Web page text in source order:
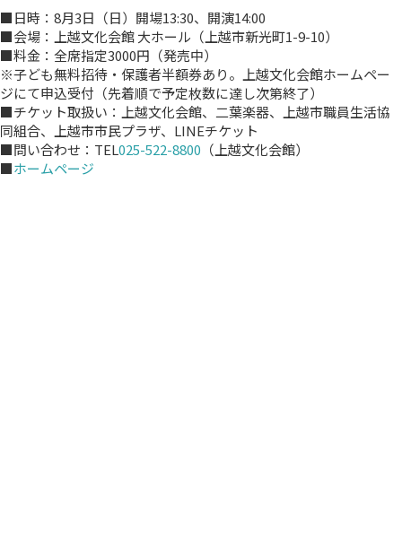
■日時：8月3日（日）開場13:30、開演14:00
■会場：上越文化会館 大ホール（上越市新光町1-9-10）
■料金：全席指定3000円（発売中）
※子ども無料招待・保護者半額券あり。上越文化会館ホームペー
ジにて申込受付（先着順で予定枚数に達し次第終了）
■チケット取扱い：上越文化会館、二葉楽器、上越市職員生活協
同組合、上越市市民プラザ、LINEチケット
■問い合わせ：TEL025-522-8800 （上越文化会館）
■ホームページ